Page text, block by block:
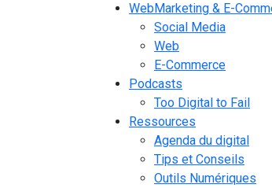
WebMarketing & E-
Social Media
Web
E-Commerce
Podcasts
Too Digital to Fail
Ressources
Agenda du digital
Tips et Conseils
Outils Numériques